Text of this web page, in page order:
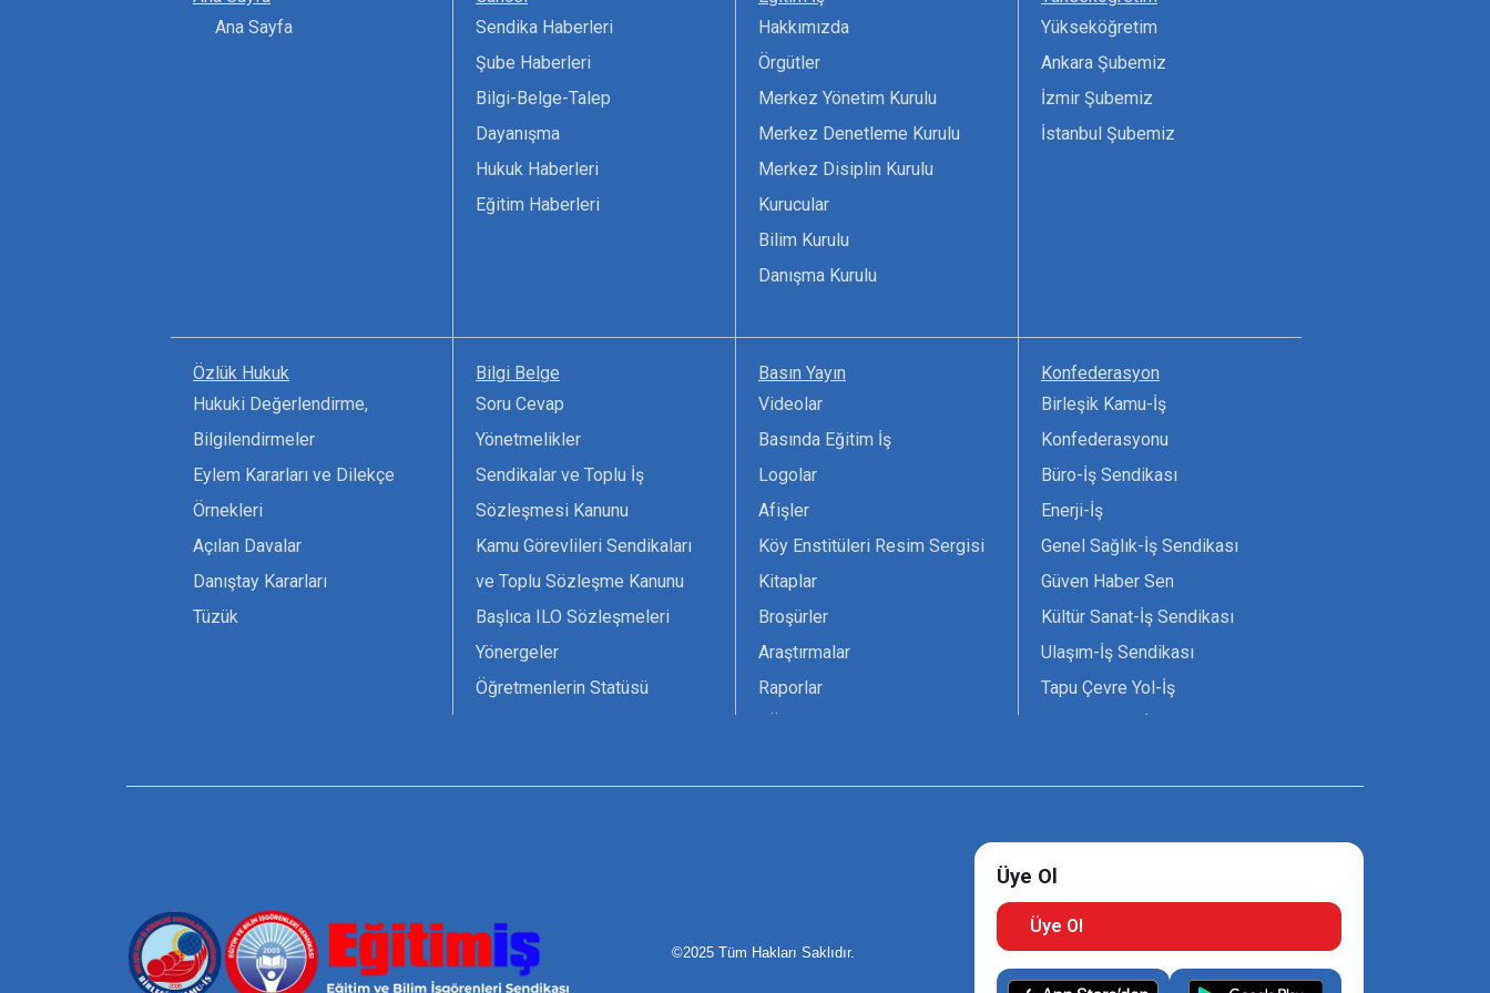
Ana Sayfa
Sendika Haberleri
Şube Haberleri
Bilgi-Belge-Talep
Dayanışma
Hukuk Haberleri
Eğitim Haberleri
Hakkımızda
Örgütler
Merkez Yönetim Kurulu
Merkez Denetleme Kurulu
Merkez Disiplin Kurulu
Kurucular
Bilim Kurulu
Danışma Kurulu
Yükseköğretim
Ankara Şubemiz
İzmir Şubemiz
İstanbul Şubemiz
Özlük Hukuk
Hukuki Değerlendirme,
Bilgilendirmeler
Eylem Kararları ve Dilekçe
Örnekleri
Açılan Davalar
Danıştay Kararları
Tüzük
Bilgi Belge
Soru Cevap
Yönetmelikler
Sendikalar ve Toplu İş
Sözleşmesi Kanunu
Kamu Görevlileri Sendikaları
ve Toplu Sözleşme Kanunu
Başlıca ILO Sözleşmeleri
Yönergeler
Öğretmenlerin Statüsü
Seçim Formları
Basın Yayın
Videolar
Basında Eğitim İş
Logolar
Afişler
Köy Enstitüleri Resim Sergisi
Kitaplar
Broşürler
Araştırmalar
Raporlar
Pankartlar
Konfederasyon
Birleşik Kamu-İş
Konfederasyonu
Büro-İş Sendikası
Enerji-İş
Genel Sağlık-İş Sendikası
Güven Haber Sen
Kültür Sanat-İş Sendikası
Ulaşım-İş Sendikası
Tapu Çevre Yol-İş
Uzman Diyanet - Sen
©2025 Tüm Hakları Saklıdır.
Üye Ol
Üye Ol